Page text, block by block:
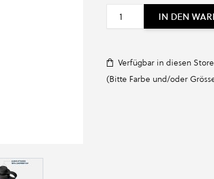
IN DEN
Verfügbar in diesen
(Bitte Farbe und/oder